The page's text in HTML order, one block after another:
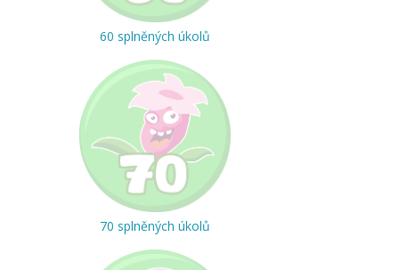
60 splněných úkolů
70 splněných úkolů